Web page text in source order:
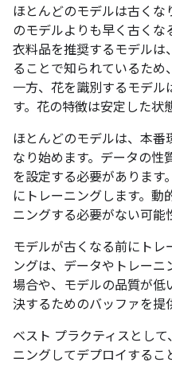
ほとんどのモデルは古くな
のモデルよりも早く古くな
衣料品を推奨するモデルは
ることで知られているため
一方、花を識別するモデル
す。花の特徴は安定した状
ほとんどのモデルは、本番
なり始めます。データの性
を設定する必要があります
にトレーニングします。動
ニングする必要がない可能
モデルが古くなる前にトレ
ングは、データやトレーニ
場合や、モデルの品質が低
決するためのバッファを提
ベスト プラクティスとし
ニングしてデプロイするこ